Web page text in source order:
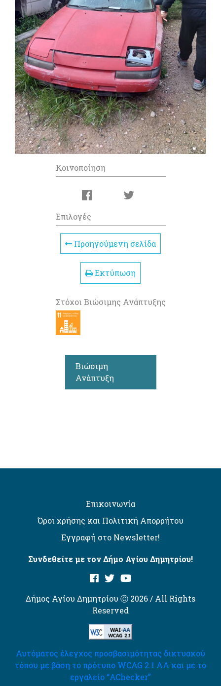
Κοινοποίηση
Επιλογές
Προηγούμενη σελίδα
Εκτύπωση
Στόχοι Βιώσιμης Ανάπτυξης
Βιώσιμη
Ανάπτυξη
Επικοινωνία
Όροι χρήσης και Πολιτική Απορρήτου
Εγγραφή στο Newsletter!
Συνδεθείτε με τον Δήμο Αγίου Δημητρίου!
Δήμος Αγίου Δημητρίου Ⓒ 2026 / All Rights
Reserved
Αυτόματος έλεγχος προσβασιμότητας δικτυακού
τόπου με βάση το πρότυπο WCAG 2.1 AA και με το
εργαλείο “AChecker”